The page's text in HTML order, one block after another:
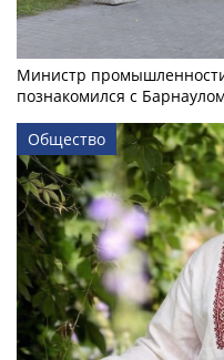
Министр
познакомился с
Общество